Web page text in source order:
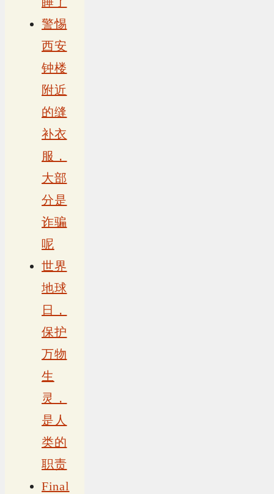
警惕
西安
钟楼
附近
的缝
补衣
服，
大部
分是
诈骗
呢
世界
地球
日，
保护
万物
生
灵，
是人
类的
职责
Final